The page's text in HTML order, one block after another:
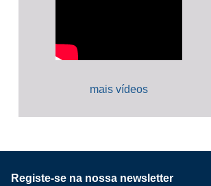
mais vídeos
Registe-se na nossa newsletter